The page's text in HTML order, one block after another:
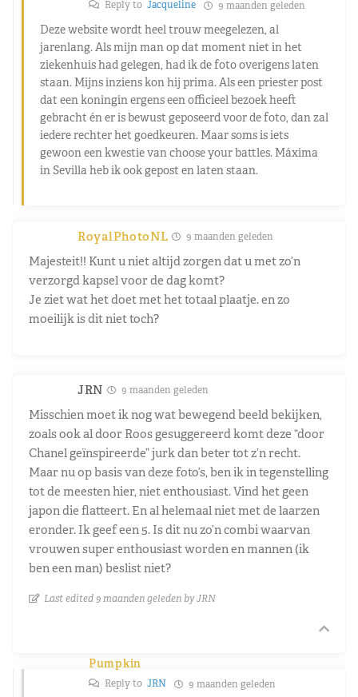
Reply to Jacqueline 9 maanden geleden
Deze website wordt heel trouw meegelezen, al
jarenlang. Als mijn man op dat moment niet in het
ziekenhuis had gelegen, had ik de foto overigens laten
staan. Mijns inziens kon hij prima. Als een priester post
dat een koningin ergens een officieel bezoek heeft
gebracht én er is bewust geposeerd voor de foto, dan zal
iedere rechter het goedkeuren. Maar soms is iets
gewoon een kwestie van choose your battles. Máxima
in Sevilla heb ik ook gepost en laten staan.
RoyalPhotoNL 9 maanden geleden
Majesteit!! Kunt u niet altijd zorgen dat u met zo’n
verzorgd kapsel voor de dag komt?
Je ziet wat het doet met het totaal plaatje. en zo
moeilijk is dit niet toch?
JRN 9 maanden geleden
Misschien moet ik nog wat bewegend beeld bekijken,
zoals ook al door Roos gesuggereerd komt deze “door
Chanel geïnspireerde” jurk dan beter tot z’n recht.
Maar nu op basis van deze foto’s, ben ik in tegenstelling
tot de meesten hier, niet enthousiast. Vind het geen
japon die flatteert. En al helemaal niet met de laarzen
eronder. Ik geef een 5. Is dit nu zo’n combi waarvan
vrouwen super enthousiast worden en mannen (ik
ben een man) beslist niet?
Last edited 9 maanden geleden by JRN
Pumpkin
Reply to JRN 9 maanden geleden